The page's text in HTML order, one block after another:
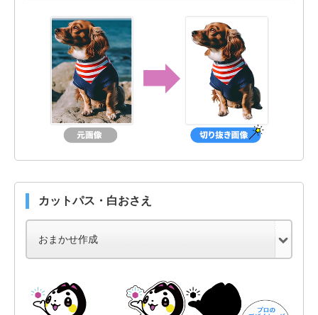
カットパス・白おさえ